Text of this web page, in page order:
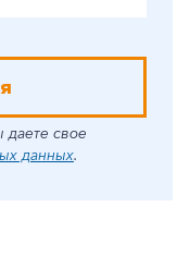
даете свое
данных.